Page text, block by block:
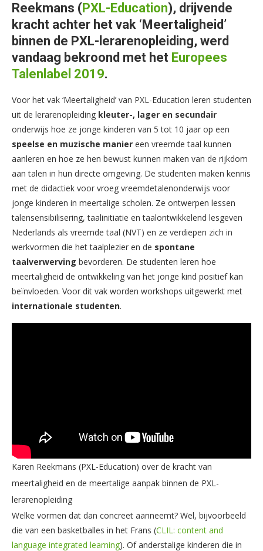
Reekmans (PXL-Education), drijvende
kracht achter het vak ‘Meertaligheid’
binnen de PXL-lerarenopleiding, werd
vandaag bekroond met het Europees
Talenlabel 2019.
Voor het vak ‘Meertaligheid’ van PXL-Education leren studenten
uit de lerarenopleiding kleuter-, lager en secundair
onderwijs hoe ze jonge kinderen van 5 tot 10 jaar op een
speelse en muzische manier een vreemde taal kunnen
aanleren en hoe ze hen bewust kunnen maken van de rijkdom
aan talen in hun directe omgeving. De studenten maken kennis
met de didactiek voor vroeg vreemdetalenonderwijs voor
jonge kinderen in meertalige scholen. Ze ontwerpen lessen
talensensibilisering, taalinitiatie en taalontwikkelend lesgeven
Nederlands als vreemde taal (NVT) en ze verdiepen zich in
werkvormen die het taalplezier en de spontane
taalverwerving bevorderen. De studenten leren hoe
meertaligheid de ontwikkeling van het jonge kind positief kan
beïnvloeden. Voor dit vak worden workshops uitgewerkt met
internationale studenten.
Karen Reekmans (PXL-Education) over de kracht van
meertaligheid en de meertalige aanpak binnen de PXL-
lerarenopleiding
Welke vormen dat dan concreet aanneemt? Wel, bijvoorbeeld
die van een basketballes in het Frans (CLIL: content and
language integrated learning). Of anderstalige kinderen die in